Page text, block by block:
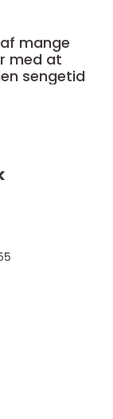
mange
med at
sengetid